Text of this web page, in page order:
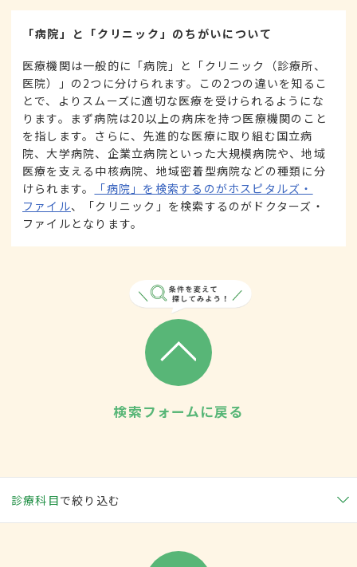
「病院」と「クリニック」のちがいについて
医療機関は一般的に「病院」と「クリニック（診療所、
医院）」の2つに分けられます。この2つの違いを知るこ
とで、よりスムーズに適切な医療を受けられるようにな
ります。まず病院は20以上の病床を持つ医療機関のこと
を指します。さらに、先進的な医療に取り組む国立病
院、大学病院、企業立病院といった大規模病院や、地域
医療を支える中核病院、地域密着型病院などの種類に分
けられます。
「病院」を検索するのがホスピタルズ・
ファイル、「クリニック」を検索するのがドクターズ・
ファイルとなります。
検索フォームに戻る
診療科目で絞り込む